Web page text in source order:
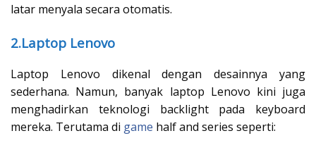
latar menyala secara otomatis.
2.Laptop Lenovo
Laptop Lenovo dikenal dengan desainnya yang
sederhana. Namun, banyak laptop Lenovo kini juga
menghadirkan teknologi backlight pada keyboard
mereka. Terutama di game half and series seperti: